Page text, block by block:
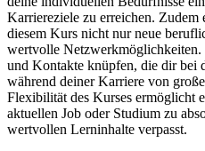
Karriereziele zu erreichen. Zudem
diesem Kurs nicht nur neue
wertvolle
und Kontakte knüpfen, die dir bei
während deiner Karriere von
Flexibilität des Kurses ermöglicht
aktuellen Job oder Studium zu
wertvollen Lerninhalte verpasst.